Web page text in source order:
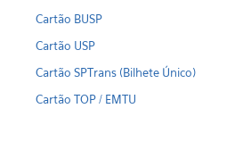
Cartão BUSP
Cartão USP
Cartão SPTrans (Bilhete Único)
Cartão TOP / EMTU